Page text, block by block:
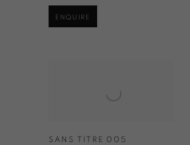
ENQUIRE
SANS TITRE 005